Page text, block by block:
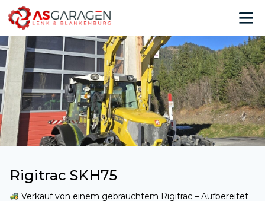
Rigitrac SKH75
Verkauf von einem gebrauchtem Rigitrac – Aufbereitet